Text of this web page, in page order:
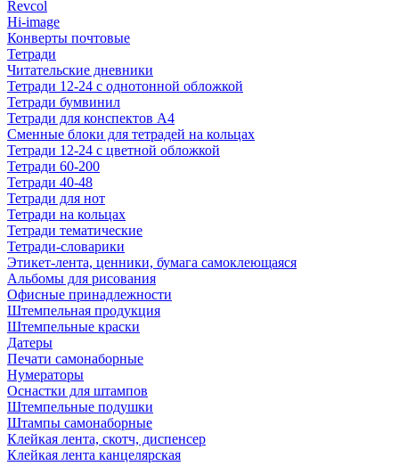
Revcol
Hi-image
Конверты почтовые
Тетради
Читательские дневники
Тетради 12-24 с однотонной обложкой
Тетради бумвинил
Тетради для конспектов А4
Сменные блоки для тетрадей на кольцах
Тетради 12-24 с цветной обложкой
Тетради 60-200
Тетради 40-48
Тетради для нот
Тетради на кольцах
Тетради тематические
Тетради-словарики
Этикет-лента, ценники, бумага самоклеющаяся
Альбомы для рисования
Офисные принадлежности
Штемпельная продукция
Штемпельные краски
Датеры
Печати самонаборные
Нумераторы
Оснастки для штампов
Штемпельные подушки
Штампы самонаборные
Клейкая лента, скотч, диспенсер
Клейкая лента канцелярская